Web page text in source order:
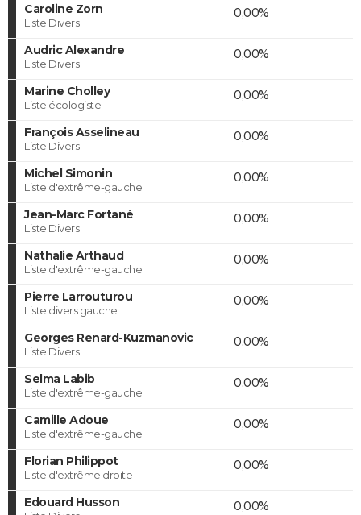
Caroline Zorn
Liste Divers
0,00%
Audric Alexandre
Liste Divers
0,00%
Marine Cholley
Liste écologiste
0,00%
François Asselineau
Liste Divers
0,00%
Michel Simonin
Liste d'extrême-gauche
0,00%
Jean-Marc Fortané
Liste Divers
0,00%
Nathalie Arthaud
Liste d'extrême-gauche
0,00%
Pierre Larrouturou
Liste divers gauche
0,00%
Georges Renard-Kuzmanovic
Liste Divers
0,00%
Selma Labib
Liste d'extrême-gauche
0,00%
Camille Adoue
Liste d'extrême-gauche
0,00%
Florian Philippot
Liste d'extrême droite
0,00%
Edouard Husson 0,00%